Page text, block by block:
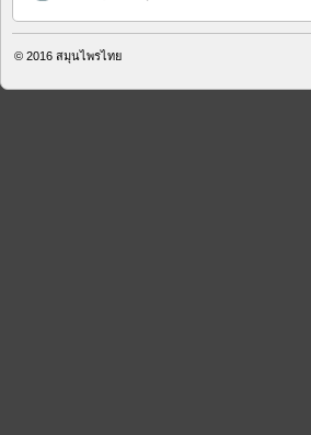
© 2016 สมุนไพรไทย